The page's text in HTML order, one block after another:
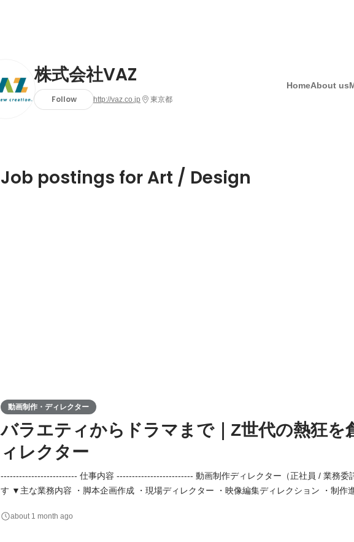
株式会社VAZ
Follow http://vaz.co.jp 東京都
HomeAbout us
Job postings for Art / Design
動画制作・ディレクター
バラエティからドラマまで｜Z世代の熱狂を
ィレクター
------------------------- 仕事内容 ------------------------- 動画制作ディレクター（正社員 / 業務委
す ▼主な業務内容 ・脚本企画作成 ・現場ディレクター ・映像編集ディレクション ・制作進行
集 / ディレクション経験 ▼歓迎経験 ・メディアプロデュース、進行管理の経験 ・SNSの分析や運用 ▼求める人
about 1 month ago